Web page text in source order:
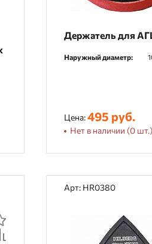
Держатель для
Наружный диаметр:
Цена:495 руб.
Нет в наличии (0 шт.)
Арт: HR0380